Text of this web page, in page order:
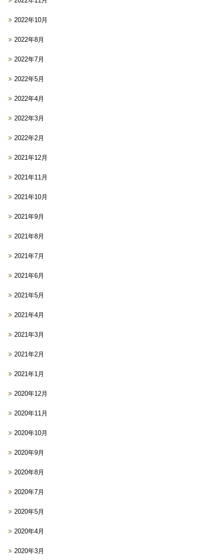
2022年10月
2022年8月
2022年7月
2022年5月
2022年4月
2022年3月
2022年2月
2021年12月
2021年11月
2021年10月
2021年9月
2021年8月
2021年7月
2021年6月
2021年5月
2021年4月
2021年3月
2021年2月
2021年1月
2020年12月
2020年11月
2020年10月
2020年9月
2020年8月
2020年7月
2020年5月
2020年4月
2020年3月